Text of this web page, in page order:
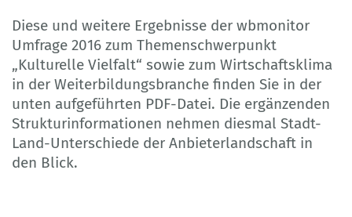
Diese und weitere Ergebnisse der wbmonitor
Umfrage 2016 zum Themenschwerpunkt
„Kulturelle Vielfalt“ sowie zum Wirtschaftsklima
in der Weiterbildungsbranche finden Sie in der
unten aufgeführten PDF-Datei. Die ergänzenden
Strukturinformationen nehmen diesmal Stadt-
Land-Unterschiede der Anbieterlandschaft in
den Blick.